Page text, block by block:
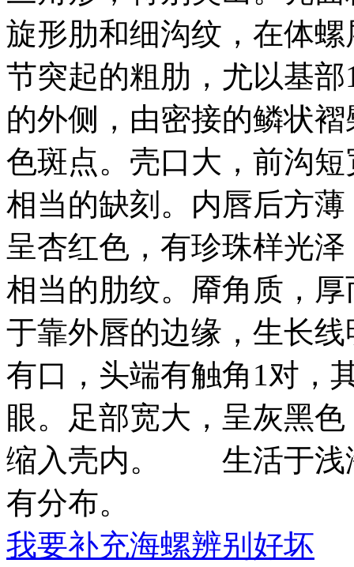
旋形肋和细沟纹，在体
节突起的粗肋，尤以基
的外侧，由密接的鳞状
色斑点。壳口大，前沟
相当的缺刻。内唇后方
呈杏红色，有珍珠样光
相当的肋纹。厣角质，
于靠外唇的边缘，生长
有口，头端有触角1对，
眼。足部宽大，呈灰黑
缩入壳内。 生活于浅
有分布。
我要补充海螺辨别好坏